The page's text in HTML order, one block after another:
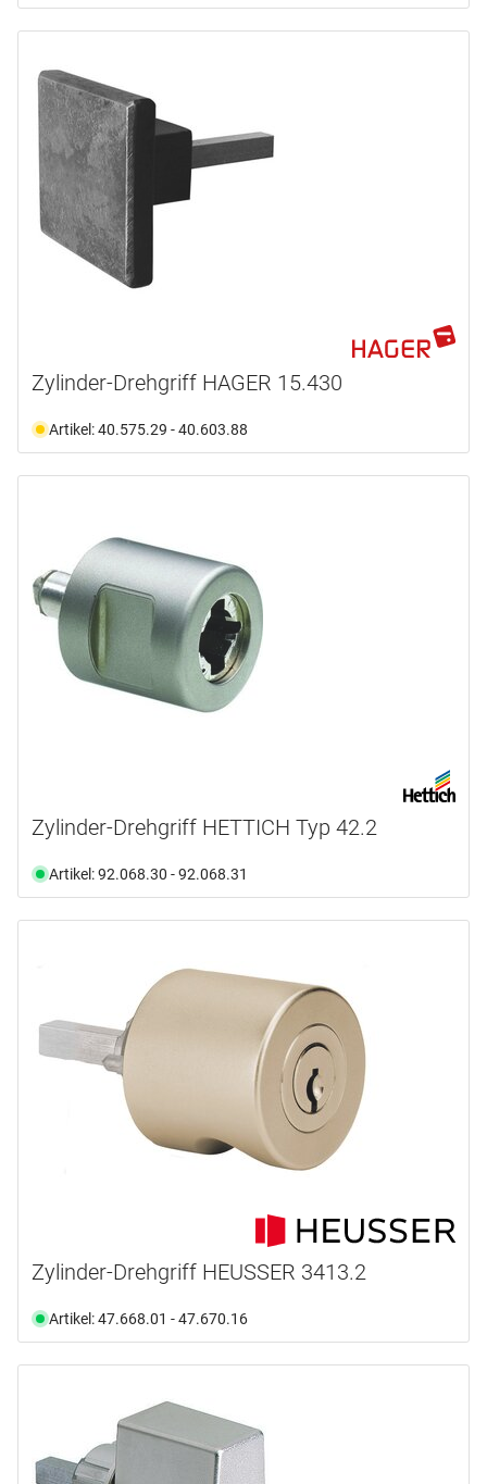
Zylinder-Drehgriff HAGER 15.430
Artikel: 40.575.29 - 40.603.88
Zylinder-Drehgriff HETTICH Typ 42.2
Artikel: 92.068.30 - 92.068.31
Zylinder-Drehgriff HEUSSER 3413.2
Artikel: 47.668.01 - 47.670.16